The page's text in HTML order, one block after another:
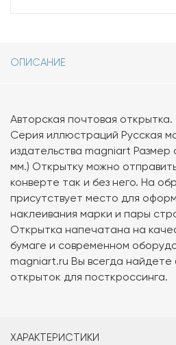
ОПИСАНИЕ
Авторская почтовая
Серия иллюстраций Русская
издательства magniart Размер
мм.) Открытку можно
конверте так и без него. На
присутствует место для
наклеивания марки и пары
Открытка напечатана на
бумаге и современном
magniart.ru Вы всегда найдете
открыток для посткроссинга.
ХАРАКТЕРИСТИКИ